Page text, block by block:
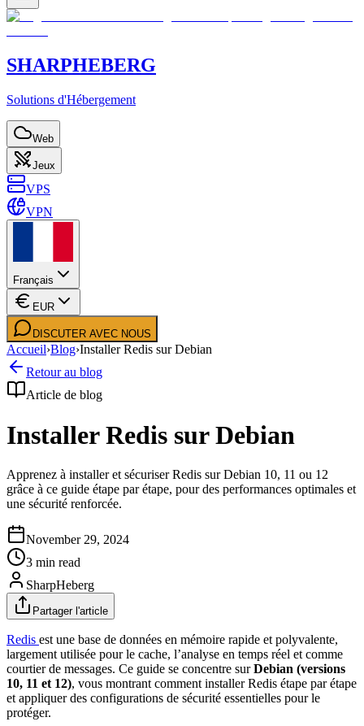
SHARPHEBERG
Solutions d'Hébergement
Web
Jeux
VPS
VPN
Français
EUR
DISCUTER AVEC NOUS
Accueil›Blog›Installer Redis sur Debian
Retour au blog
Article de blog
Installer Redis sur Debian
Apprenez à installer et sécuriser Redis sur Debian 10, 11 ou 12
grâce à ce guide étape par étape, pour des performances optimales et
une sécurité renforcée.
November 29, 2024
3 min read
SharpHeberg
Partager l'article
Redis est une base de données en mémoire rapide et polyvalente,
largement utilisée pour le cache, l’analyse en temps réel et comme
courtier de messages. Ce guide se concentre surDebian (versions
10, 11 et 12), vous montrant comment installer Redis étape par étape
et appliquer des configurations de sécurité essentielles pour le
protéger.